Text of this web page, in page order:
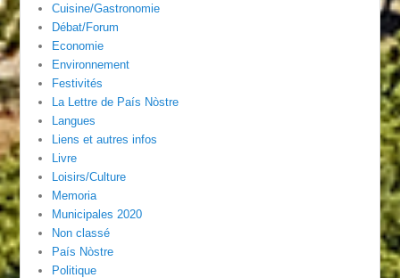
Cuisine/Gastronomie
Débat/Forum
Economie
Environnement
Festivités
La Lettre de País Nòstre
Langues
Liens et autres infos
Livre
Loisirs/Culture
Memoria
Municipales 2020
Non classé
País Nòstre
Politique